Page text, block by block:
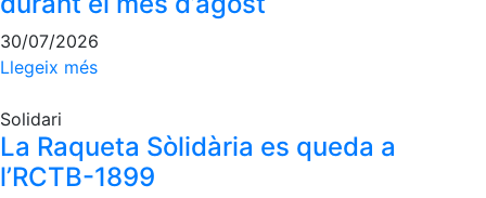
Penyes del Club
Servei de fisiosalut
Entrenaments personals
L'Snack
30/07/2026
Llegeix més
Solidari
La Raqueta Sòlidària es queda a
l’RCTB-1899